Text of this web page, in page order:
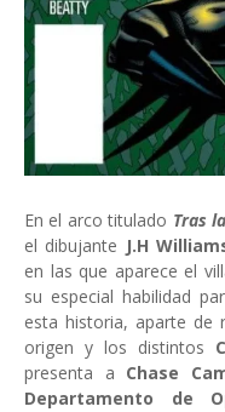
En el arco titulado Tras
el dibujante J.H
en las que aparece el
su especial habilidad
esta historia, aparte de
origen y los distintos
presenta a Chase
Departamento de